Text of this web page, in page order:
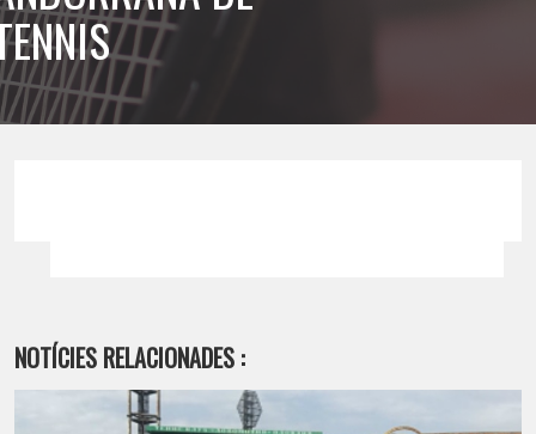
NOTÍCIES RELACIONADES :